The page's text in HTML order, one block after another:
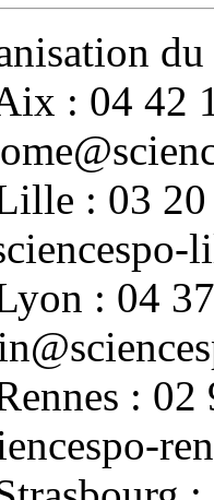
: 04 42
: 03
: 04
: